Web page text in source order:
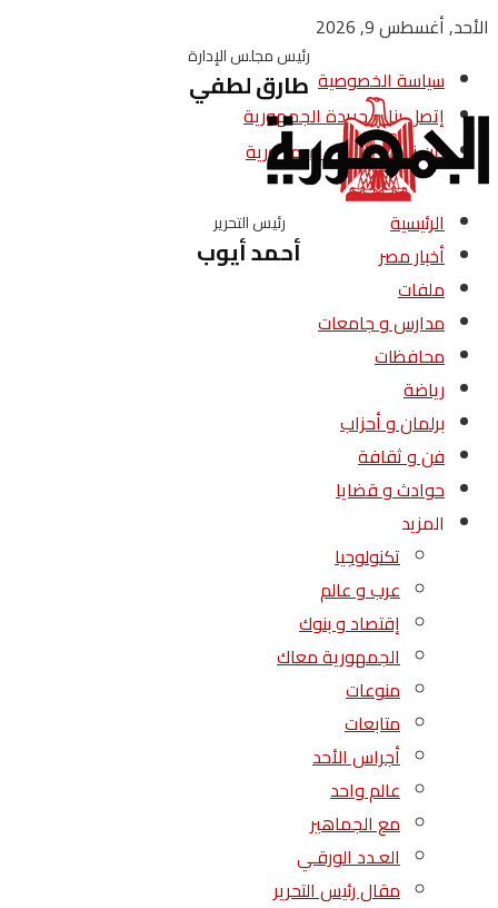
الأحد, أغسطس 9, 2026
سياسة الخصوصية
إتصل بنا – جريدة الجمهورية
من نحن – جريدة الجمهورية
رئيس مجلس الإدارة
طارق لطفي
رئيس التحرير
أحمد أيوب
الرئيسية
أخبار مصر
ملفات
مدارس و جامعات
محافظات
رياضة
برلمان و أحزاب
فن و ثقافة
حوادث و قضايا
المزيد
تكنولوجيا
عرب و عالم
إقتصاد و بنوك
الجمهورية معاك
منوعات
متابعات
أجراس الأحد
عالم واحد
مع الجماهير
العـدد الورقـي
مقال رئيس التحرير